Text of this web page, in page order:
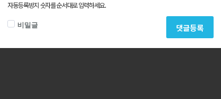
자동등록방지 숫자를 순서대로 입력하세요.
비밀글 댓글등록